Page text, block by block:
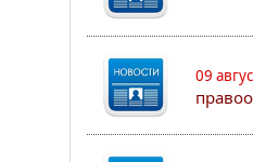
09